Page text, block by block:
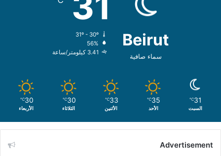
Beirut
سماء صافية
56%
3.41 كيلومتر/ساعة
31
℃
السبت
35
℃
الأحد
33
℃
الأثنين
30
℃
الثلاثاء
30
℃
الأربعاء
Advertisement